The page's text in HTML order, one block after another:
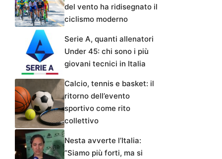
del vento ha ridisegnato il
ciclismo moderno
Serie A, quanti allenatori
Under 45: chi sono i più
giovani tecnici in Italia
Calcio, tennis e basket: il
ritorno dell’evento
sportivo come rito
collettivo
Nesta avverte l’Italia:
“Siamo più forti, ma si